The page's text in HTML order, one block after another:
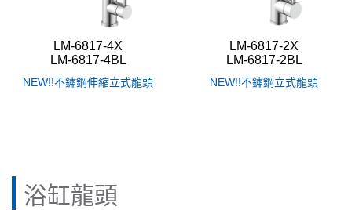
LM-6817-4X
LM-6817-4BL
NEW!!不鏽鋼伸縮立式龍頭
LM-6817-2X
LM-6817-2BL
NEW!!不鏽鋼立式龍頭
浴缸龍頭